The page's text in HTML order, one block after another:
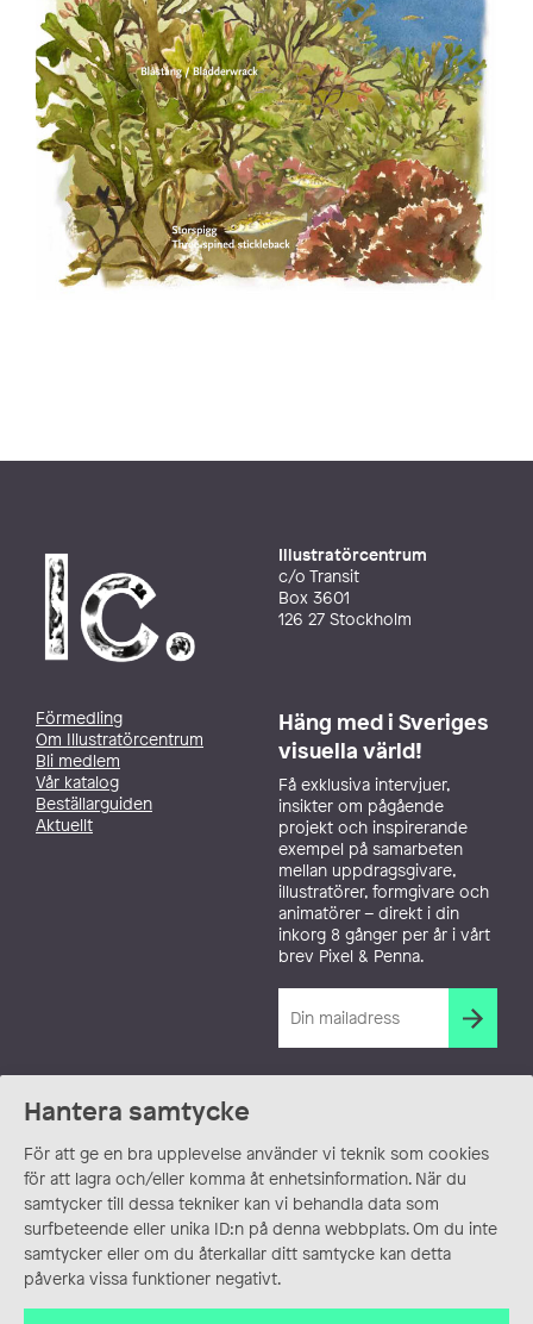
Hantera samtycke
För att ge en bra upplevelse använder vi teknik som cookies
för att lagra och/eller komma åt enhetsinformation. När du
samtycker till dessa tekniker kan vi behandla data som
surfbeteende eller unika ID:n på denna webbplats. Om du inte
samtycker eller om du återkallar ditt samtycke kan detta
påverka vissa funktioner negativt.
Illustratörcentrum
c/o Transit
Box 3601
126 27 Stockholm
Förmedling
Om Illustratörcentrum
Bli medlem
Vår katalog
Beställarguiden
Aktuellt
Häng med i Sveriges
visuella värld!
Få exklusiva intervjuer,
insikter om pågående
projekt och inspirerande
exempel på samarbeten
mellan uppdragsgivare,
illustratörer, formgivare och
animatörer – direkt i din
inkorg 8 gånger per år i vårt
brev Pixel & Penna.